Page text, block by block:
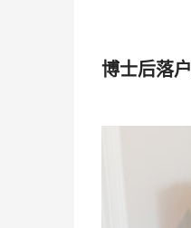
博士后落